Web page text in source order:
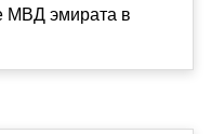
МВД эмирата в